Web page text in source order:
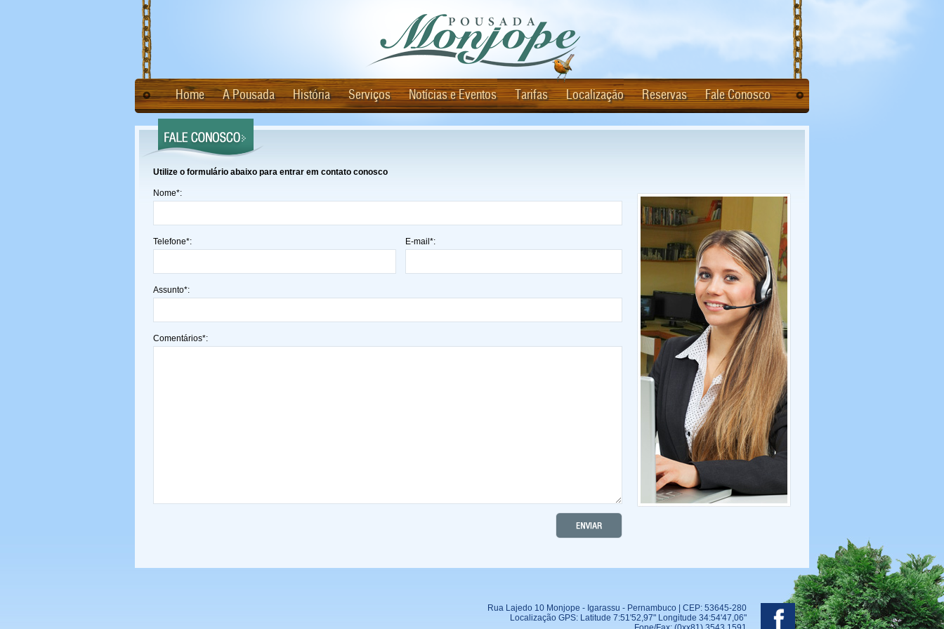
Home A Pousada História Serviços Notícias e Eventos Tarifas Localização Reservas Fale Conosco
Utilize o formulário abaixo para entrar em contato conosco
Nome*:
Telefone*: E-mail*:
Assunto*:
Comentários*:
Rua Lajedo 10 Monjope - Igarassu - Pernambuco | CEP: 53645-280
Localização GPS: Latitude 7:51'52,97" Longitude 34:54'47,06"